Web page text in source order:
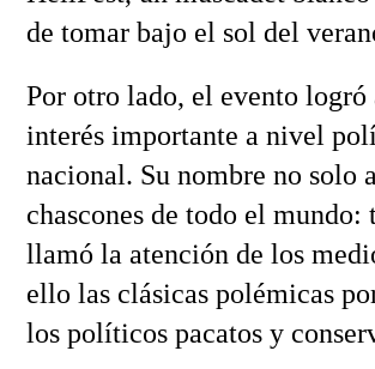
de tomar bajo el sol del
Por otro lado, el evento
interés importante a nivel
nacional. Su nombre no solo
chascones de todo el mundo:
llamó la atención de los
ello las clásicas polémicas
los políticos pacatos y